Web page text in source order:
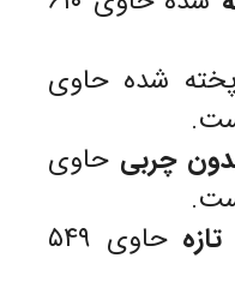
پخته شده حاوی
چربی حاوی
حاوی ۵۴۹